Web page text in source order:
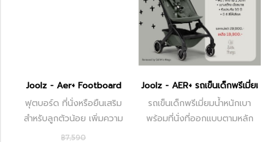
Joolz - Aer+ Footboard
ฟุตบอร์ด ที่นั่งหรือยืนเสริม
สำหรับลูกตัวน้อย เพิ่มความ
สะดวกให้แก่พ่อแม่
฿7,590
Joolz - AER+ รถเข็นเด็กพรีเมี่ยมน้ำ
รถเข็นเด็กพรีเมี่ยมน้ำหนักเบา
พร้อมที่นั่งที่ออกแบบตามหลัก